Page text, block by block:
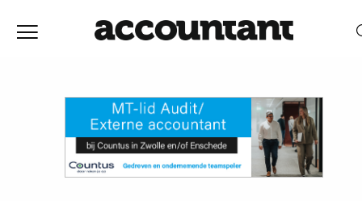
Discussie
RELEVANTIEDATUM